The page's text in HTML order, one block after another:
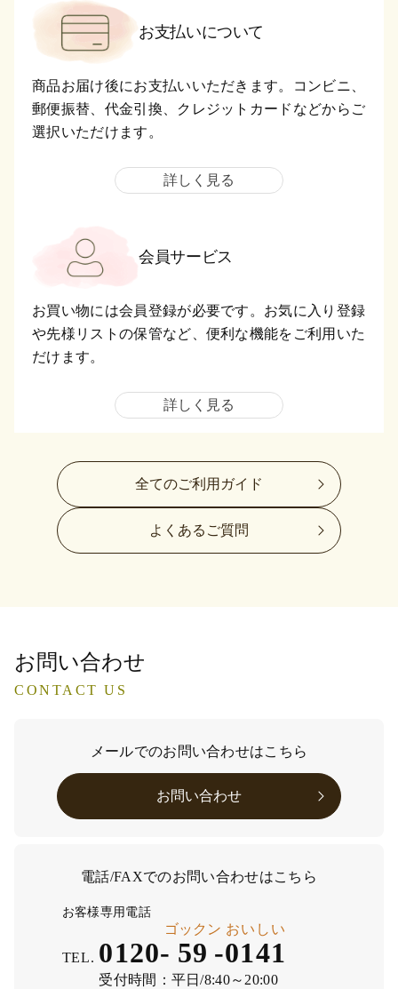
お支払いについて
商品お届け後にお支払いいただきます。コンビニ、
郵便振替、代金引換、クレジットカードなどからご
選択いただけます。
詳しく見る
会員サービス
お買い物には会員登録が必要です。お気に入り登録
や先様リストの保管など、便利な機能をご利用いた
だけます。
詳しく見る
全てのご利用ガイド
よくあるご質問
お問い合わせ
CONTACT US
メールでのお問い合わせはこちら
お問い合わせ
電話/FAXでのお問い合わせはこちら
お客様専用電話
TEL. 0120- 59
ゴックン
-0141
おいしい
受付時間： 平日/8:40～20:00